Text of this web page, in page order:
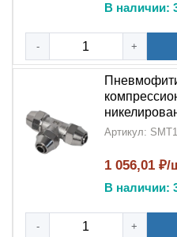
Простой и быстрый
Долговечность
Устойчивость к
Оптимальное
Идеальный выбор для
где важны надежность и
В наличии:
- +
Артикул:
1 056,01 ₽/
В наличии:
- +